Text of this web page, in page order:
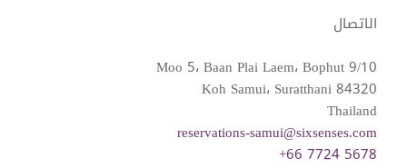
الاتصال
9/10 Moo 5، Baan Plai Laem، Bophut
Koh Samui، Suratthani 84320
Thailand
reservations-samui@sixsenses.com
+66 7724 5678